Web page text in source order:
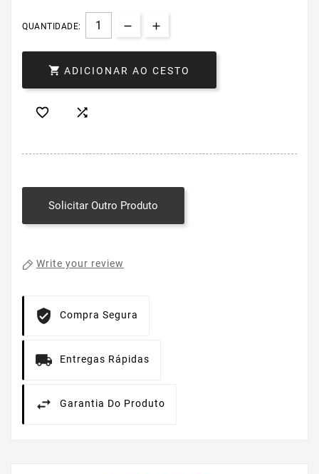
QUANTIDADE:
 ADICIONAR AO CESTO
 
Solicitar Outro Produto
Write your review
Compra Segura
Entregas Rápidas
Garantia Do Produto